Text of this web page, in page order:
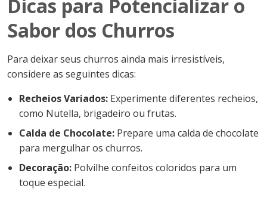
Dicas para Potencializar o
Sabor dos Churros
Para deixar seus churros ainda mais irresistíveis,
considere as seguintes dicas:
Recheios Variados: Experimente diferentes recheios,
como Nutella, brigadeiro ou frutas.
Calda de Chocolate: Prepare uma calda de chocolate
para mergulhar os churros.
Decoração: Polvilhe confeitos coloridos para um
toque especial.